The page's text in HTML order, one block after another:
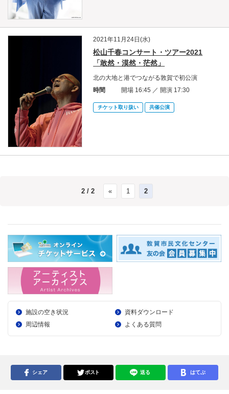
2021年11月24日(水)
松山千春コンサート・ツアー2021
「敢然・漠然・茫然」
北の大地と港でつながる敦賀で初公演
時間
開場 16:45 ／ 開演 17:30
チケット取り扱い 共催公演
2 / 2 « 1 2
施設の空き状況
資料ダウンロード
周辺情報
よくある質問
シェア ポスト 送る はてぶ